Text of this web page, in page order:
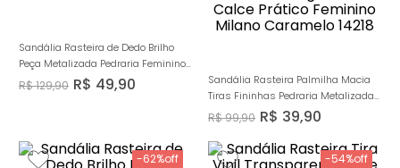
Sandália Rasteira de Dedo Brilho
Peça Metalizada Pedraria Feminino
Milano Caramelo 14493
R$129,90 R$ 49,90
Sandália Rasteira Palmilha Macia
Tiras Fininhas Pedraria Metalizada
com Formato Orgânico e Calce
Prático Feminino Milano Caramelo
14218
R$99,90 R$ 39,90
-62% -54%